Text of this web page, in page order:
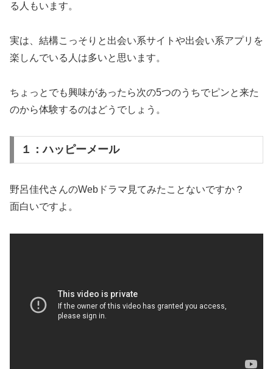
る人もいます。
実は、結構こっそりと出会い系サイトや出会い系アプリを
楽しんでいる人は多いと思います。
ちょっとでも興味があったら次の5つのうちでピンと来た
のから体験するのはどうでしょう。
１：ハッピーメール
野呂佳代さんのWebドラマ見てみたことないですか？
面白いですよ。